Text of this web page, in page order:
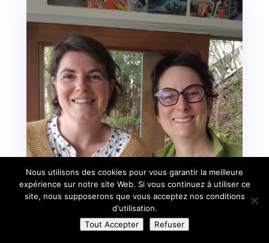
Nous utilisons des cookies pour vous garantir la meilleure
expérience sur notre site Web. Si vous continuez à utiliser ce
site, nous supposerons que vous acceptez nos conditions
d'utilisation.
Tout Accepter
Refuser